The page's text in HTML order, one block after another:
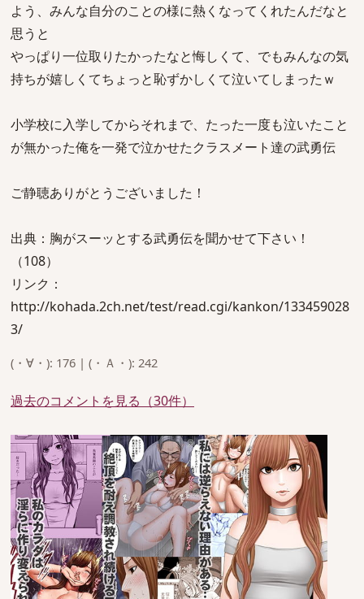
よう、みんな自分のことの様に熱くなってくれたんだなと
思うと
やっぱり一位取りたかったなと悔しくて、でもみんなの気
持ちが嬉しくてちょっと恥ずかしくて泣いてしまったｗ
小学校に入学してからそれまで、たった一度も泣いたこと
が無かった俺を一発で泣かせたクラスメート達の武勇伝
ご静聴ありがとうございました！
出典：胸がスーッとする武勇伝を聞かせて下さい！
（108）
リンク：
http://kohada.2ch.net/test/read.cgi/kankon/133459028
3/
(・∀・): 176 | (・Ａ・): 242
過去のコメントを見る（30件）